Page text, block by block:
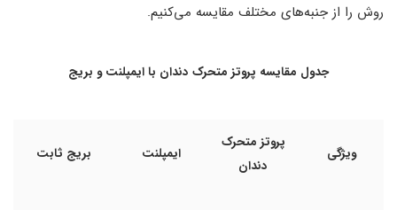
روش را از جنبه‌های مختلف مقایسه می‌کنیم.
جدول مقایسه پروتز متحرک دندان با ایمپلنت و بریج
ویژگی
پروتز متحرک
دندان
ایمپلنت بریج ثابت